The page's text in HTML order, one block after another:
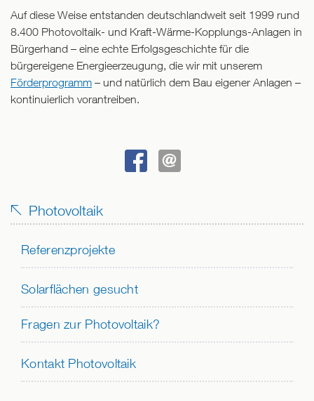
in
Baden-
Württemberg,
aber
auch
in
wurden
besonders
Kraftwerke
Auf diese Weise entstanden deutschlandweit seit 1999 rund
8.400 Photovoltaik- und Kraft-Wärme-Kopplungs-Anlagen in
Bürgerhand – eine echte Erfolgsgeschichte für die
bürgereigene Energieerzeugung, die wir mit unserem
Förderprogramm – und natürlich dem Bau eigener Anlagen –
kontinuierlich vorantreiben.
Photovoltaik
Referenzprojekte
Solarflächen gesucht
Fragen zur Photovoltaik?
Kontakt Photovoltaik